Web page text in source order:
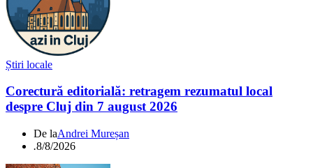
Știri locale
Corectură editorială: retragem rezumatul local
despre Cluj din 7 august 2026
De laAndrei Mureșan
.8/8/2026